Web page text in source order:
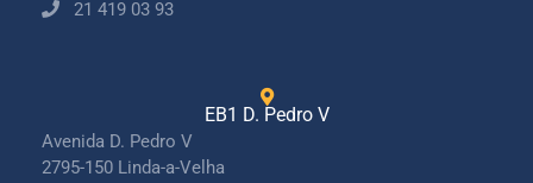
21 419 03 93
EB1 D. Pedro V
Avenida D. Pedro V
2795-150 Linda-a-Velha